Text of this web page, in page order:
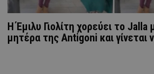
Η Έμιλυ Γιολίτη χορεύει το Jalla
μητέρα της Antigoni και γίνεται